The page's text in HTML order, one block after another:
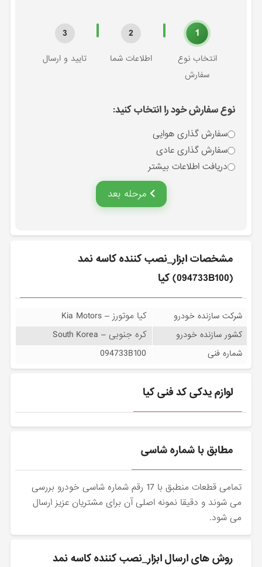
1
انتخاب نوع
سفارش
2
اطلاعات شما
3
تایید و ارسال
نوع سفارش خود را انتخاب کنید:
سفارش گذاری هوایی
سفارش گذاری عادی
دریافت اطلاعات بیشتر
مرحله بعد
مشخصات ابزار_نصب كننده كاسه نمد
(094733B100) کیا
شرکت سازنده خودرو کیا موتورز – Kia Motors
کشور سازنده خودرو کره جنوبی – South Korea
شماره فنی 094733B100
لوازم یدکی کد فنی کیا
مطابق با شماره شاسی
تمامی قطعات منطبق با 17 رقم شماره شاسی خودرو بررسی
می شوند و دقیقا نمونه اصلی آن برای مشتریان عزیز ارسال
می شود.
روش های ارسال ابزار_نصب كننده كاسه نمد